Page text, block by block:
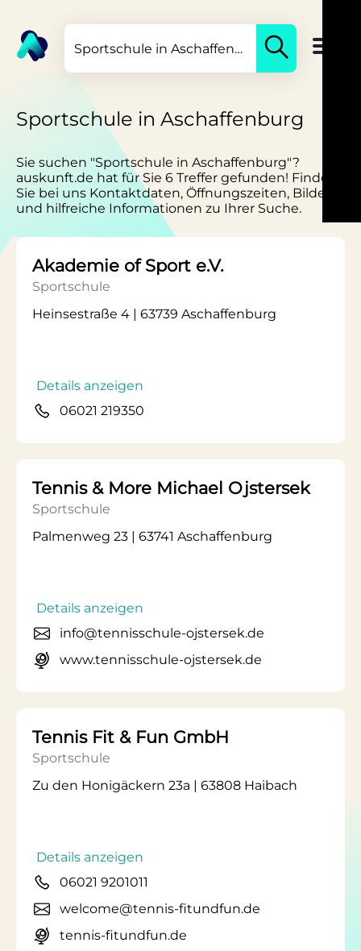
Sportschule in Aschaffenburg
Sie suchen "Sportschule in Aschaffenburg"?
auskunft.de hat für Sie 6 Treffer gefunden! Finden
Sie bei uns Kontaktdaten, Öffnungszeiten, Bilder
und hilfreiche Informationen zu Ihrer Suche.
Akademie of Sport e.V.
Sportschule
Heinsestraße 4 | 63739 Aschaffenburg
Details anzeigen
06021 219350
Tennis & More Michael Ojstersek
Sportschule
Palmenweg 23 | 63741 Aschaffenburg
Details anzeigen
info@tennisschule-ojstersek.de
www.tennisschule-ojstersek.de
Tennis Fit & Fun GmbH
Sportschule
Zu den Honigäckern 23a | 63808 Haibach
Details anzeigen
06021 9201011
welcome@tennis-fitundfun.de
tennis-fitundfun.de